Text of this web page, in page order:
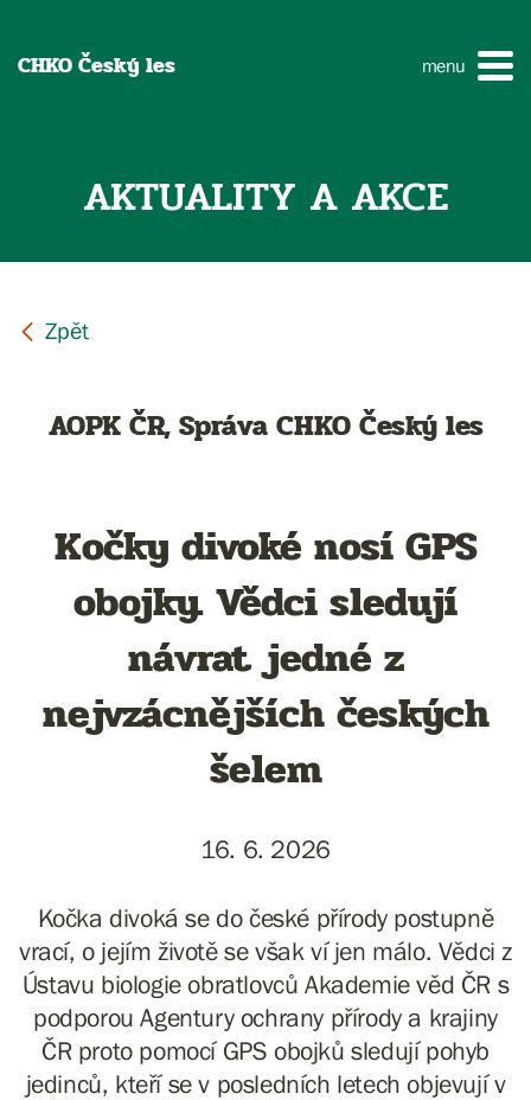
CHKO Český les menu
AKTUALITY A AKCE
AOPK ČR, Správa CHKO Český les
Kočky divoké nosí GPS
obojky. Vědci sledují
návrat jedné z
nejvzácnějších českých
šelem
16. 6. 2026
Kočka divoká se do české přírody postupně
vrací, o jejím životě se však ví jen málo. Vědci z
Ústavu biologie obratlovců Akademie věd ČR s
podporou Agentury ochrany přírody a krajiny
ČR proto pomocí GPS obojků sledují pohyb
jedinců, kteří se v posledních letech objevují v